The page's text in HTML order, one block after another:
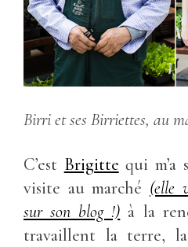
Birri et ses Birriettes, au
C’est Brigitte qui m’a
visite au marché (elle
sur son blog !) à la
travaillent la terre,